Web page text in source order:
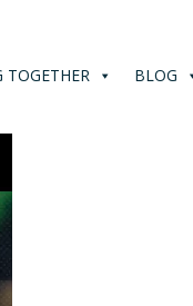
TOGETHER BLOG